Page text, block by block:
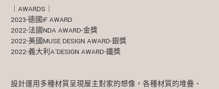
｜AWARDS｜
2023-德國iF AWARD
2022-法國NDA AWARD-金獎
2022-美國MUSE DESIGN AWARD-銀獎
2022-義大利A'DESIGN AWARD-鐵獎
設計運用多種材質呈現屋主對家的想像，各種材質的堆疊、